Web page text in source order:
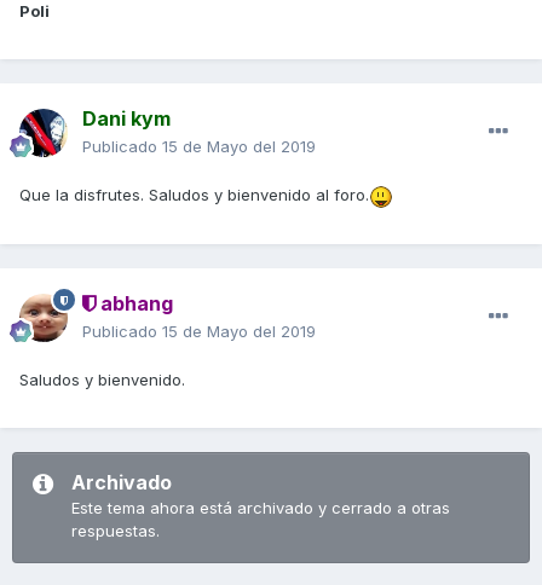
Poli
Dani kym
Publicado 15 de Mayo del 2019
Que la disfrutes. Saludos y bienvenido al foro.
abhang
Publicado 15 de Mayo del 2019
Saludos y bienvenido.
Archivado
Este tema ahora está archivado y cerrado a otras
respuestas.